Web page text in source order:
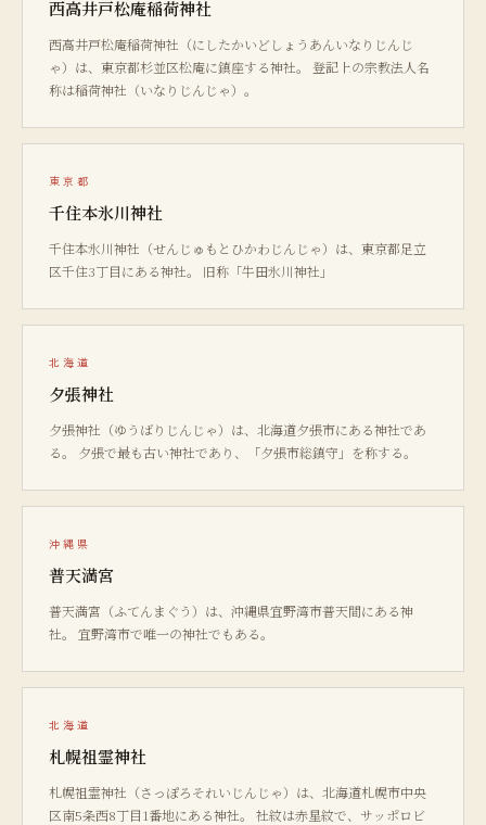
西高井戸松庵稲荷神社
西高井戸松庵稲荷神社（にしたかいどしょうあんいなりじんじ
ゃ）は、東京都杉並区松庵に鎮座する神社。 登記上の宗教法人名
称は稲荷神社（いなりじんじゃ）。
東京都
千住本氷川神社
千住本氷川神社（せんじゅもとひかわじんじゃ）は、東京都足立
区千住3丁目にある神社。 旧称「牛田氷川神社」
北海道
夕張神社
夕張神社（ゆうばりじんじゃ）は、北海道夕張市にある神社であ
る。 夕張で最も古い神社であり、「夕張市総鎮守」を称する。
沖縄県
普天満宮
普天満宮（ふてんまぐう）は、沖縄県宜野湾市普天間にある神
社。 宜野湾市で唯一の神社でもある。
北海道
札幌祖霊神社
札幌祖霊神社（さっぽろそれいじんじゃ）は、北海道札幌市中央
区南5条西8丁目1番地にある神社。 社紋は赤星紋で、サッポロビ